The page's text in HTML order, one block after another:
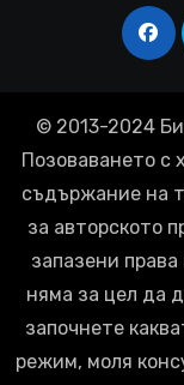
© 2013-2024
Позоваването с
съдържание на
за авторското
запазени
няма за цел да
започнете
режим, моля